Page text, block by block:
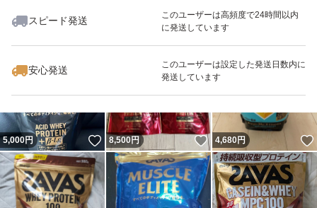
スピード発送
このユーザーは高頻度で24時間以内
に発送しています
安心発送
このユーザーは設定した発送日数内に
発送しています
いいね！
3,080
5,000円 いいね！
8,500円 いいね！
4,680円